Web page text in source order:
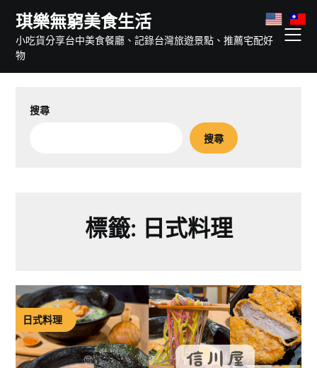
content
琪樂無窮美食生活
小吃貨分享台中美食餐廳、記錄台灣旅遊景點、推薦宅配好
物
搜尋
搜尋
標籤: 日式料理
日式料理